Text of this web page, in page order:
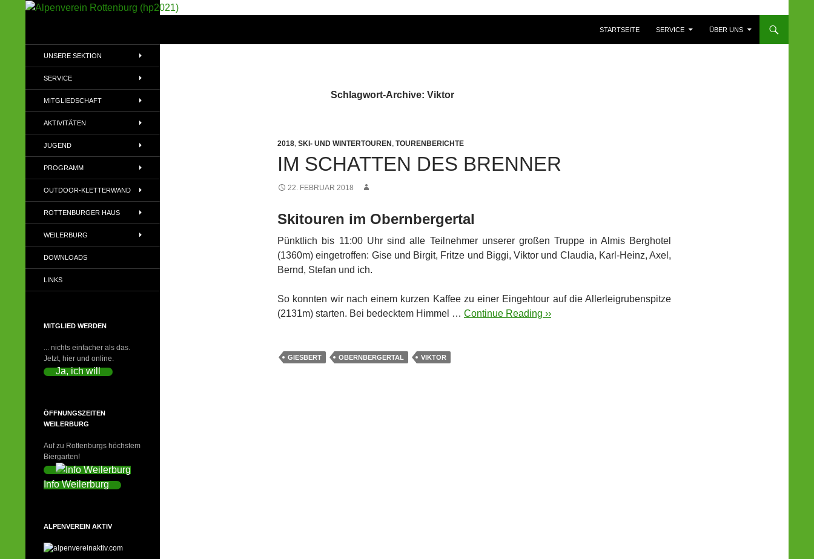
STARTSEITE
SERVICE ÜBER UNS
Schlagwort-Archive: Viktor
2018, SKI- UND WINTERTOUREN, TOURENBERICHTE
IM SCHATTEN DES BRENNER
22. FEBRUAR 2018
Skitouren im Obernbergertal
Pünktlich bis 11:00 Uhr sind alle Teilnehmer unserer großen Truppe in Almis Berghotel
(1360m) eingetroffen: Gise und Birgit, Fritze und Biggi, Viktor und Claudia, Karl-Heinz, Axel,
Bernd, Stefan und ich.
So konnten wir nach einem kurzen Kaffee zu einer Eingehtour auf die Allerleigrubenspitze
(2131m) starten. Bei bedecktem Himmel … Continue Reading ››
GIESBERT OBERNBERGERTAL VIKTOR
(DAV)
UNSERE SEKTION
SERVICE
MITGLIEDSCHAFT
AKTIVITÄTEN
JUGEND
PROGRAMM
OUTDOOR-KLETTERWAND
ROTTENBURGER HAUS
WEILERBURG
DOWNLOADS
LINKS
MITGLIED WERDEN
... nichts einfacher als das.
Jetzt, hier und online.
Ja, ich will
ÖFFNUNGSZEITEN
WEILERBURG
Auf zu Rottenburgs höchstem
Biergarten!
Info Weilerburg
ALPENVEREIN AKTIV